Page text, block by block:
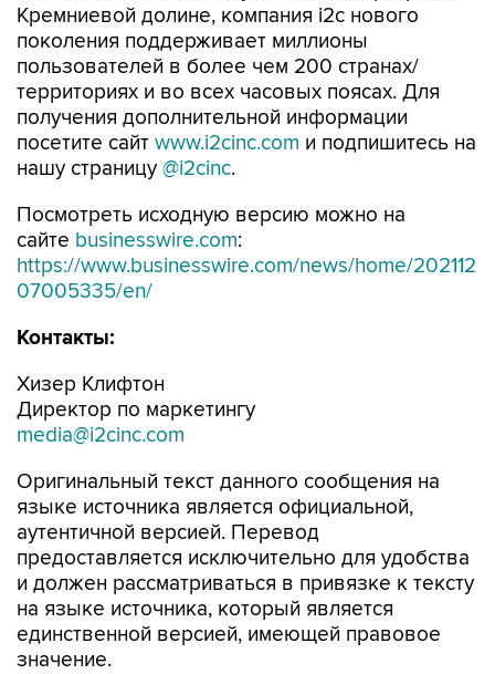
Кремниевой долине, компания i2c нового
поколения поддерживает миллионы
пользователей в более чем 200 странах/
территориях и во всех часовых поясах. Для
получения дополнительной информации
посетите сайт www.i2cinc.com и подпишитесь на
нашу страницу @i2cinc.
Посмотреть исходную версию можно на
сайте businesswire.com:
https://www.businesswire.com/news/home/202112
07005335/en/
Контакты:
Хизер Клифтон
Директор по маркетингу
media@i2cinc.com
Оригинальный текст данного сообщения на
языке источника является официальной,
аутентичной версией. Перевод
предоставляется исключительно для удобства
и должен рассматриваться в привязке к тексту
на языке источника, который является
единственной версией, имеющей правовое
значение.